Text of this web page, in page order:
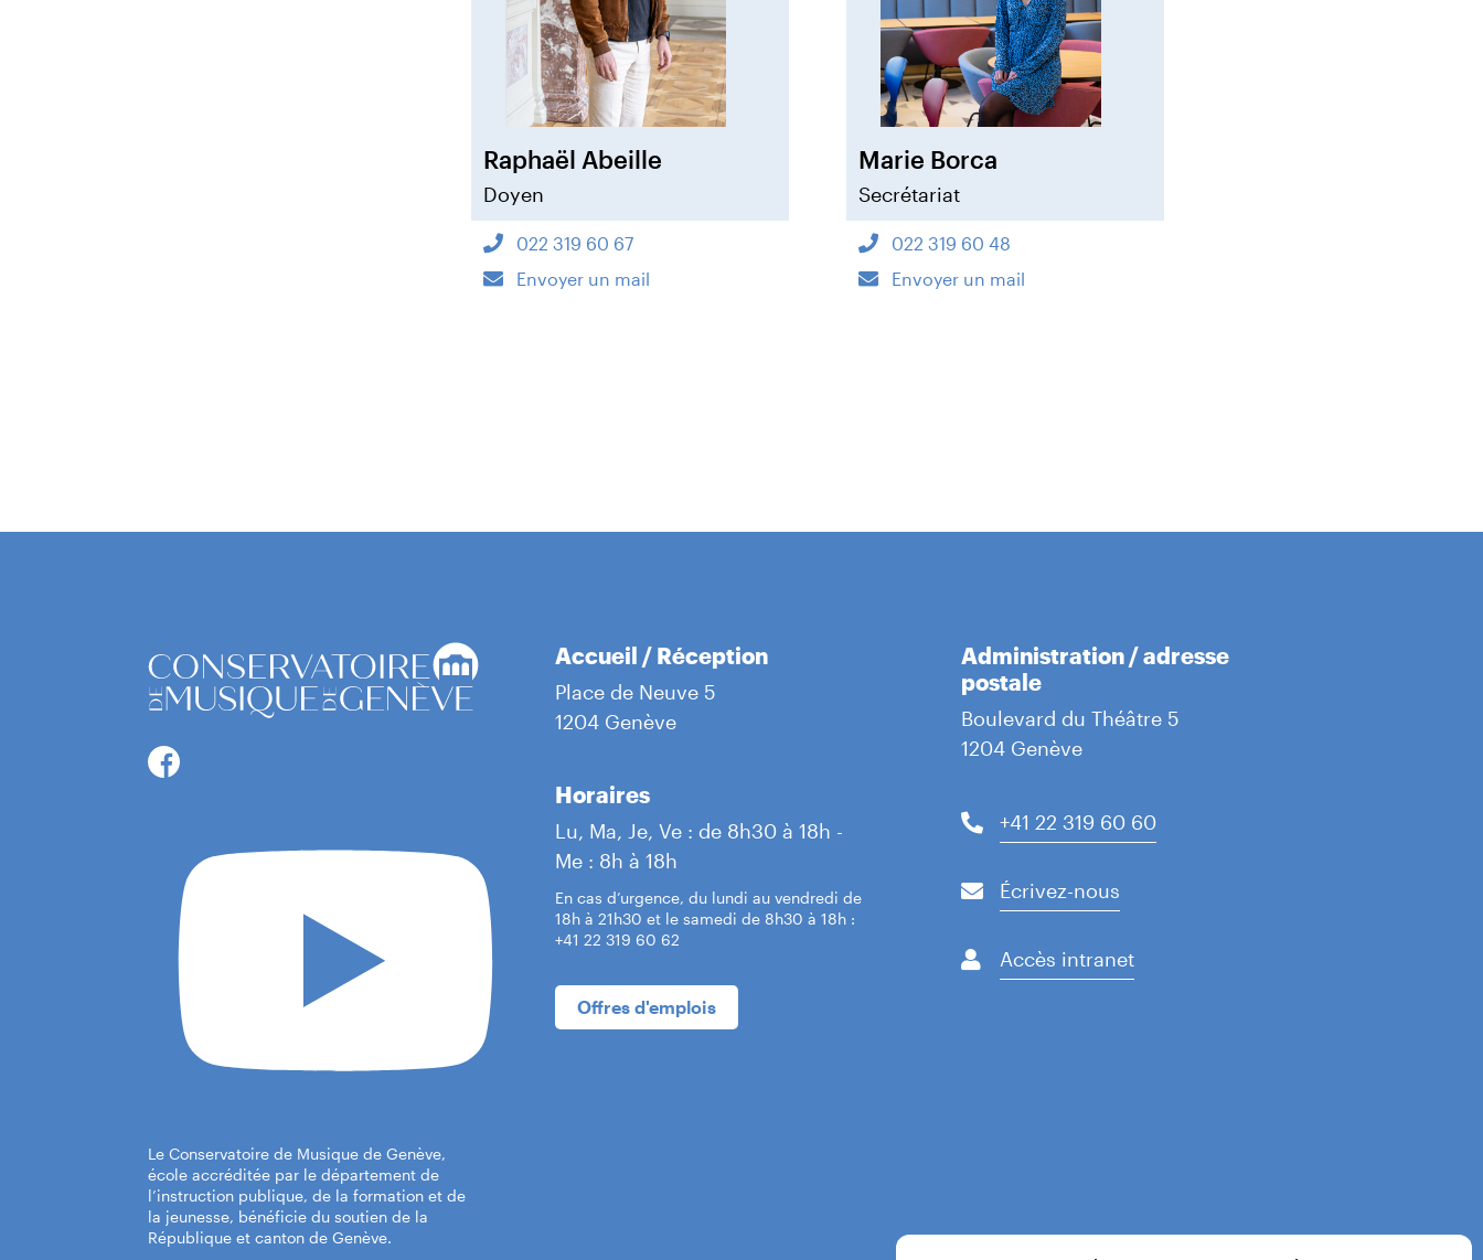
Raphaël Abeille
Doyen
022 319 60 67
Envoyer un mail
Marie Borca
Secrétariat
022 319 60 48
Envoyer un mail
Le Conservatoire de Musique de Genève,
école accréditée par le département de
l’instruction publique, de la formation et de
la jeunesse, bénéficie du soutien de la
République et canton de Genève.
Accueil / Réception
Place de Neuve 5
1204 Genève
Horaires
Lu, Ma, Je, Ve : de 8h30 à 18h -
Me : 8h à 18h
En cas d’urgence, du lundi au vendredi de
18h à 21h30 et le samedi de 8h30 à 18h :
+41 22 319 60 62
Offres d'emplois
Administration / adresse
postale
Boulevard du Théâtre 5
1204 Genève
+41 22 319 60 60
Écrivez-nous
Accès intranet